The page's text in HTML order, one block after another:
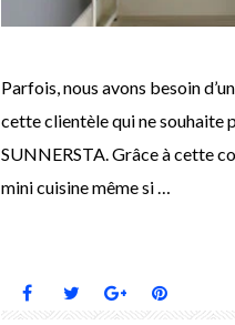
Parfois, nous avons besoin
cette clientèle qui ne souhaite
SUNNERSTA. Grâce à cette
mini cuisine même si …